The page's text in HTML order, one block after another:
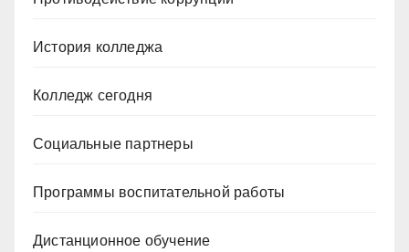
История колледжа
Колледж сегодня
Социальные партнеры
Программы воспитательной работы
Дистанционное обучение